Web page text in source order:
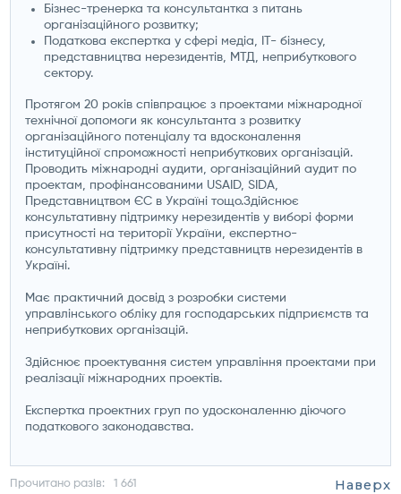
Бізнес-тренерка та консультантка з питань
організаційного розвитку;
Податкова експертка у сфері медіа, IT- бізнесу,
представництва нерезидентів, МТД, неприбуткового
сектору.
Протягом 20 років співпрацює з проектами міжнародної
технічної допомоги як консультанта з розвитку
організаційного потенціалу та вдосконалення
інституційної спроможності неприбуткових організацій.
Проводить міжнародні аудити, організаційний аудит по
проектам, профінансованими USAID, SIDA,
Представництвом ЄС в Україні тощо.Здійснює
консультативну підтримку нерезидентів у виборі форми
присутності на території України, експертно-
консультативну підтримку представництв нерезидентів в
Україні.
Має практичний досвід з розробки системи
управлінського обліку для господарських підприємств та
неприбуткових організацій.
Здійснює проектування систем управління проектами при
реалізації міжнародних проектів.
Експертка проектних груп по удосконаленню діючого
податкового законодавства.
Прочитано разів: 1 661 Наверх